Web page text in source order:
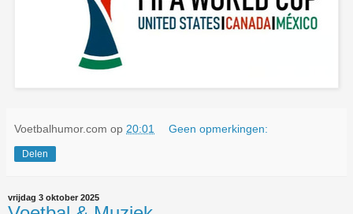
Voetbalhumor.com op 20:01 Geen opmerkingen:
Delen
vrijdag 3 oktober 2025